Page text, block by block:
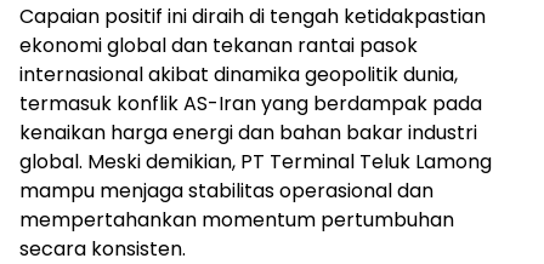
Capaian positif ini diraih di tengah ketidakpastian
ekonomi global dan tekanan rantai pasok
internasional akibat dinamika geopolitik dunia,
termasuk konflik AS-Iran yang berdampak pada
kenaikan harga energi dan bahan bakar industri
global. Meski demikian, PT Terminal Teluk Lamong
mampu menjaga stabilitas operasional dan
mempertahankan momentum pertumbuhan
secara konsisten.